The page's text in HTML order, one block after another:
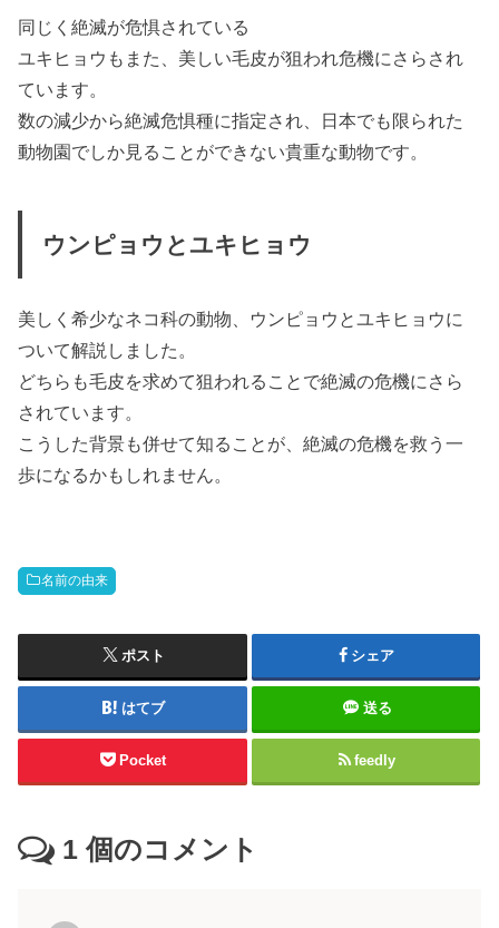
同じく絶滅が危惧されている
ユキヒョウもまた、美しい毛皮が狙われ危機にさらされ
ています。
数の減少から絶滅危惧種に指定され、日本でも限られた
動物園でしか見ることができない貴重な動物です。
ウンピョウとユキヒョウ
美しく希少なネコ科の動物、ウンピョウとユキヒョウに
ついて解説しました。
どちらも毛皮を求めて狙われることで絶滅の危機にさら
されています。
こうした背景も併せて知ることが、絶滅の危機を救う一
歩になるかもしれません。
名前の由来
ポスト シェア
はてブ 送る
Pocket feedly
1 個のコメント